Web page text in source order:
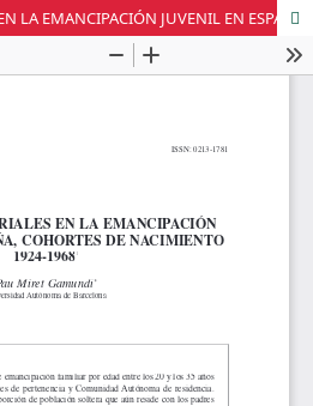
PAUTAS TERRITORIALES EN LA EMANCIPACIÓN JUVENIL EN ESPAÑA, COHORTES DE NACIMIENTO 1924-1968